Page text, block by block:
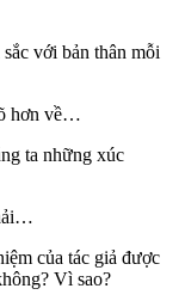
với bản thân mỗi
hơn về…
ta những xúc
của tác giả được
Vì sao?